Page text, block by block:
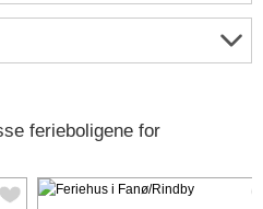
ferieboligene for